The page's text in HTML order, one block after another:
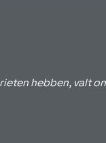
hebben, valt